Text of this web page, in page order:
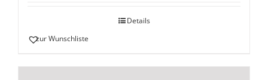
Details
zur Wunschliste